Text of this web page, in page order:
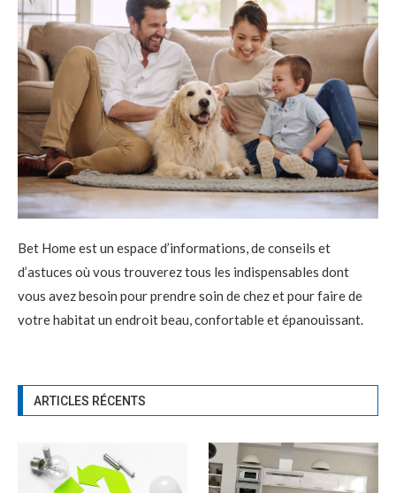
Bet Home est un espace d’informations, de conseils et
d’astuces où vous trouverez tous les indispensables dont
vous avez besoin pour prendre soin de chez et pour faire de
votre habitat un endroit beau, confortable et épanouissant.
ARTICLES RÉCENTS